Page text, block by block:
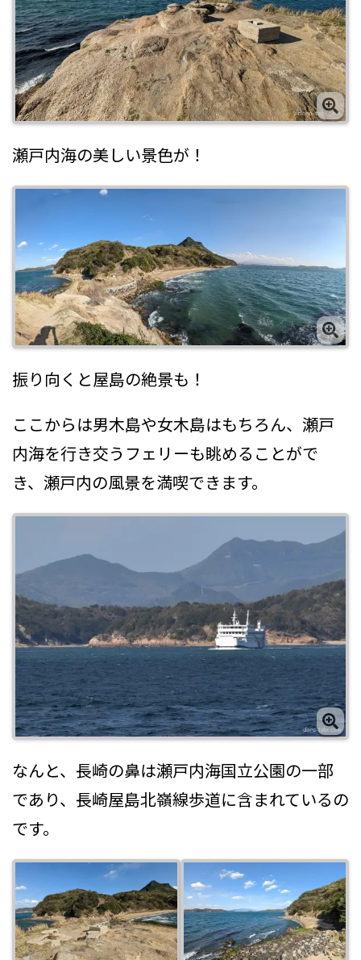
瀬戸内海の美しい景色が！
振り向くと屋島の絶景も！
ここからは男木島や女木島はもちろん、瀬戸
内海を行き交うフェリーも眺めることがで
き、瀬戸内の風景を満喫できます。
なんと、長崎の鼻は瀬戸内海国立公園の一部
であり、長崎屋島北嶺線歩道に含まれているの
です。